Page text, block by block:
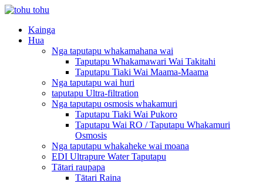
Kainga
Hua
Nga taputapu whakamahana wai
Taputapu Whakamawari Wai Takitahi
Taputapu Tiaki Wai Maama-Maama
Nga taputapu wai huri
taputapu Ultra-filtration
Nga taputapu osmosis whakamuri
Taputapu Tiaki Wai Pukoro
Taputapu Wai RO / Taputapu Whakamuri
Osmosis
Nga taputapu whakaheke wai moana
EDI Ultrapure Water Taputapu
Tātari raupapa
Tātari Raina